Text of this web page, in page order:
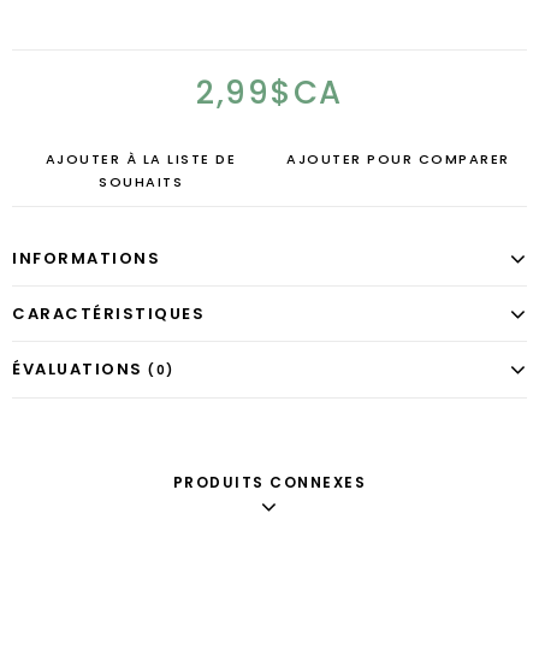
2,99$CA
AJOUTER À LA LISTE DE
SOUHAITS
AJOUTER POUR COMPARER
INFORMATIONS
CARACTÉRISTIQUES
ÉVALUATIONS (0)
PRODUITS CONNEXES